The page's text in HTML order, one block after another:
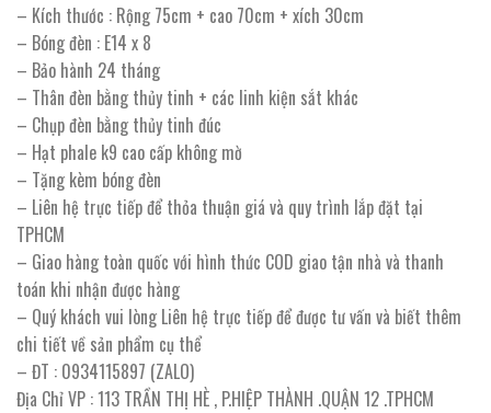
– Kích thước : Rộng 75cm + cao 70cm + xích 30cm
– Bóng đèn : E14 x 8
– Bảo hành 24 tháng
– Thân đèn bằng thủy tinh + các linh kiện sắt khác
– Chụp đèn bằng thủy tinh đúc
– Hạt phale k9 cao cấp không mờ
– Tặng kèm bóng đèn
– Liên hệ trực tiếp để thỏa thuận giá và quy trình lắp đặt tại
TPHCM
– Giao hàng toàn quốc với hình thức COD giao tận nhà và thanh
toán khi nhận được hàng
– Quý khách vui lòng Liên hệ trực tiếp để được tư vấn và biết thêm
chi tiết về sản phẩm cụ thể
– ĐT : 0934115897 (ZALO)
Địa Chỉ VP : 113 TRẦN THỊ HÈ , P.HIỆP THÀNH .QUẬN 12 .TPHCM